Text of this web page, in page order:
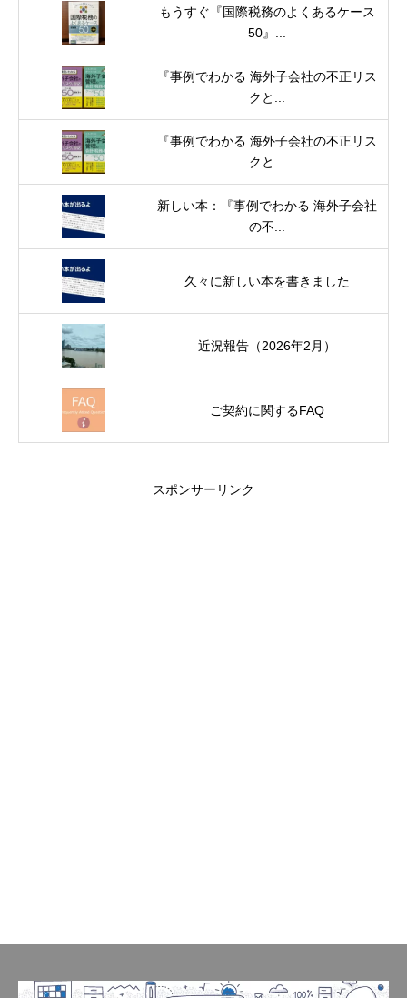
もうすぐ『国際税務のよくあるケース
50』...
『事例でわかる 海外子会社の不正リス
クと...
『事例でわかる 海外子会社の不正リス
クと...
新しい本：『事例でわかる 海外子会社
の不...
久々に新しい本を書きました
近況報告（2026年2月）
ご契約に関するFAQ
スポンサーリンク